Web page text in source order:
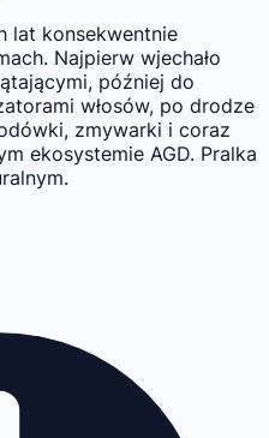
lat konsekwentnie
Najpierw wjechało
później do
włosów, po drodze
zmywarki i coraz
ekosystemie AGD. Pralka